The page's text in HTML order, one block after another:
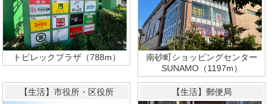
トピレックプラザ（788m）
南砂町ショッピングセンター
SUNAMO（1197m）
【生活】市役所・区役所 【生活】郵便局